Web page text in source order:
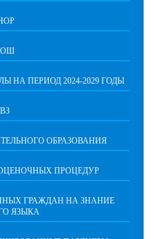
НА ПЕРИОД 2024-2029 ГОДЫ
ОБРАЗОВАНИЯ
ПРОЦЕДУР
ГРАЖДАН НА ЗНАНИЕ
ЯЗЫКА